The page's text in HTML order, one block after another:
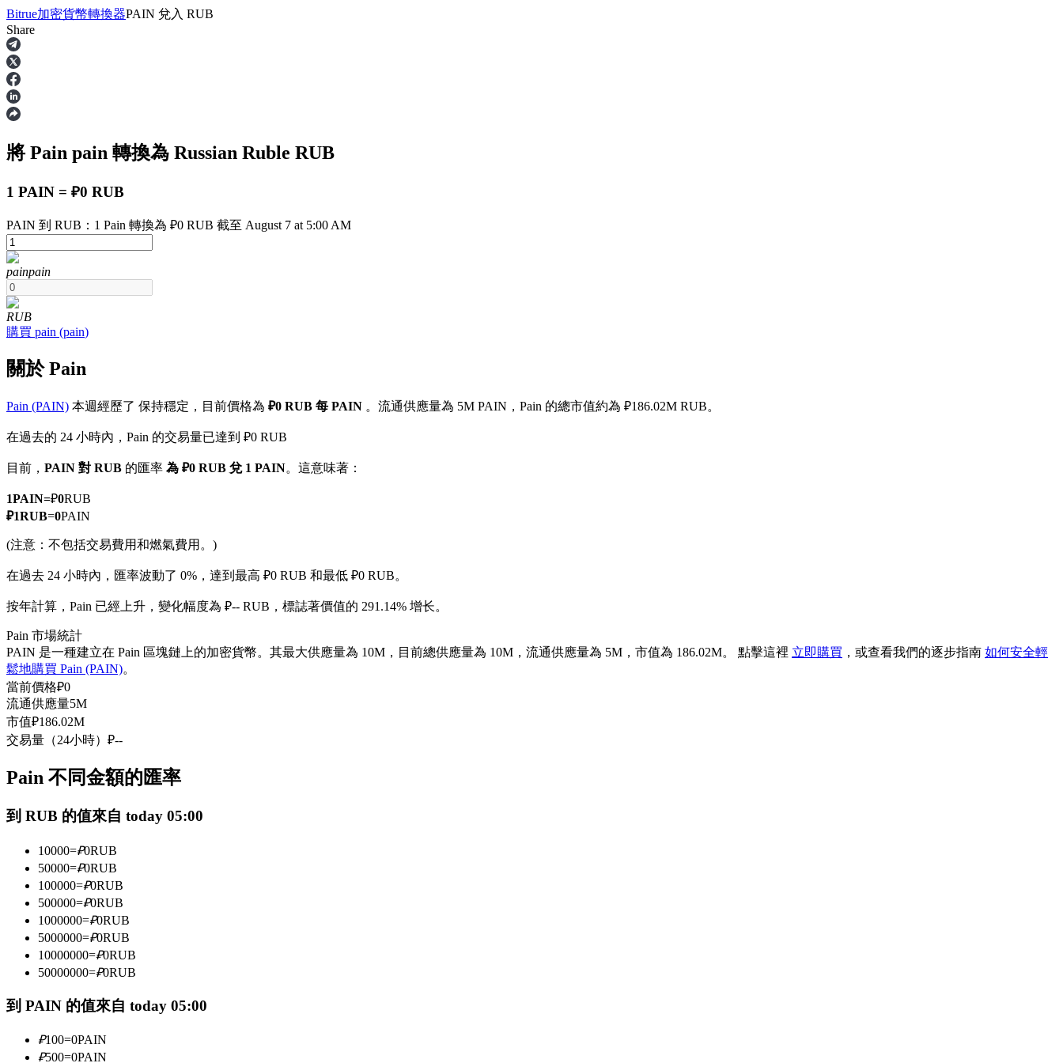
合約
USDT永續
多種以USDT結算的永續合約
幣本位永續
以數字貨幣為保證金的永續合約
USDC永續
跟單
與頂尖交易專家同行
Bitrue加密貨幣轉換器PAIN 兌入 RUB
Share
將 Pain pain 轉換為 Russian Ruble RUB
1 PAIN = ₽0 RUB
PAIN 到 RUB：1 Pain 轉換為 ₽0 RUB 截至 August 7 at 5:00 AM
painpain
RUB
購買 pain (pain)
關於 Pain
Pain (PAIN) 本週經歷了 保持穩定，目前價格為 ₽0 RUB 每 PAIN 。流通供應量為 5M PAIN，Pain 的總市值約為 ₽186.02M RUB。
在過去的 24 小時內，Pain 的交易量已達到 ₽0 RUB
目前， PAIN 對 RUB 的匯率 為 ₽0 RUB 兌 1 PAIN。這意味著：
1PAIN=₽0RUB
₽1RUB=0PAIN
(注意：不包括交易費用和燃氣費用。)
在過去 24 小時內，匯率波動了 0%，達到最高 ₽0 RUB 和最低 ₽0 RUB。
按年計算，Pain 已經上升，變化幅度為 ₽-- RUB，標誌著價值的 291.14% 增长。
Pain 市場統計
PAIN 是一種建立在 Pain 區塊鏈上的加密貨幣。其最大供應量為 10M，目前總供應量為 10M，流通供應量為 5M，市值為 186.02M。 點擊這裡 立即購買 ，或查看我們的逐步指南 如何安全輕
鬆地購買 Pain (PAIN)。
當前價格₽0
流通供應量5M
市值₽186.02M
交易量（24小時） ₽--
Pain 不同金額的匯率
到 RUB 的值來自 today 05:00
10000=₽0RUB
50000=₽0RUB
100000=₽0RUB
500000=₽0RUB
1000000=₽0RUB
5000000=₽0RUB
10000000=₽0RUB
50000000=₽0RUB
到 PAIN 的值來自 today 05:00
₽100=0PAIN
₽500=0PAIN